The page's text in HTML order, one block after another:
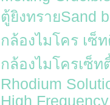
ตู้ยิงทรายSand
กล้องไมโคร เซ็
กล้องไมโครเซ็ท
Rhodium
High